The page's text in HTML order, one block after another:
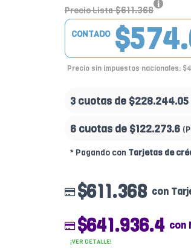
Precio Lista $611.368
CONTADO
Precio sin impuestos nacionales:
3 cuotas de $228.244.05
6 cuotas de $122.273.6
* Pagando con Tarjetas de
$611.368 con
$641.936.4 con
¡VER DETALLE!